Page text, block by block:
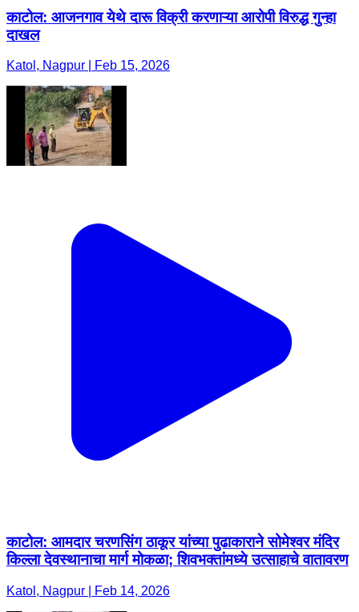
काटोल: आजनगाव येथे दारू विक्री करणाऱ्या आरोपी विरुद्ध गुन्हा
दाखल
Katol, Nagpur | Feb 15, 2026
काटोल: आमदार चरणसिंग ठाकूर यांच्या पुढाकाराने सोमेश्वर मंदिर
किल्ला देवस्थानाचा मार्ग मोकळा; शिवभक्तांमध्ये उत्साहाचे वातावरण ​
Katol, Nagpur | Feb 14, 2026